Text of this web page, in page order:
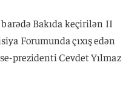
Bakıda keçirilən II
Forumunda çıxış edən
prezidenti Cevdet Yılmaz